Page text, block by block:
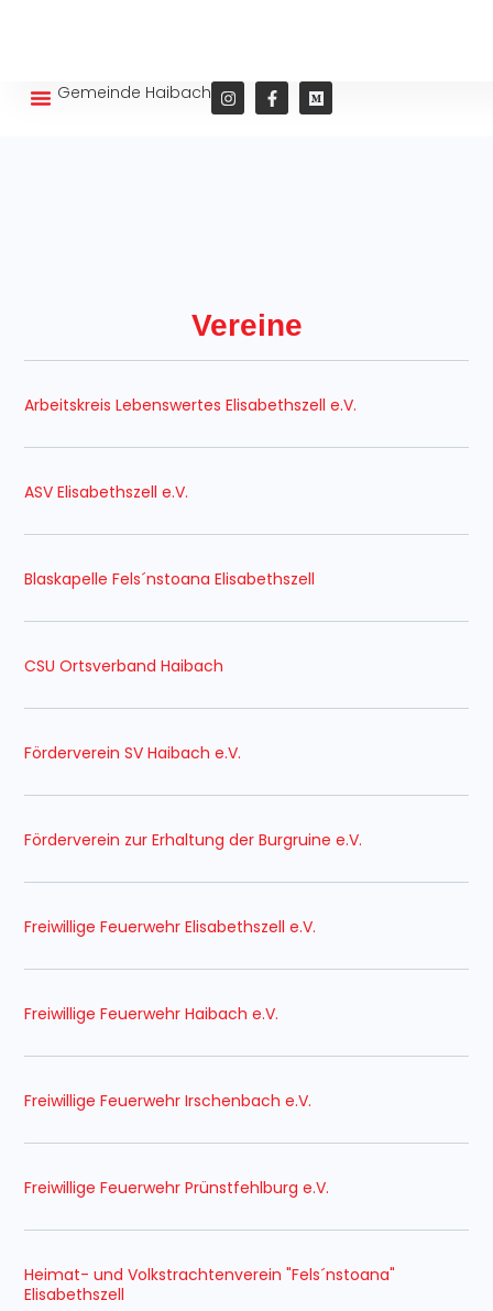
Gemeinde Haibach
Vereine
Arbeitskreis Lebenswertes Elisabethszell e.V.
ASV Elisabethszell e.V.
Blaskapelle Fels´nstoana Elisabethszell
CSU Ortsverband Haibach
Förderverein SV Haibach e.V.
Förderverein zur Erhaltung der Burgruine e.V.
Freiwillige Feuerwehr Elisabethszell e.V.
Freiwillige Feuerwehr Haibach e.V.
Freiwillige Feuerwehr Irschenbach e.V.
Freiwillige Feuerwehr Prünstfehlburg e.V.
Heimat- und Volkstrachtenverein "Fels´nstoana"
Elisabethszell